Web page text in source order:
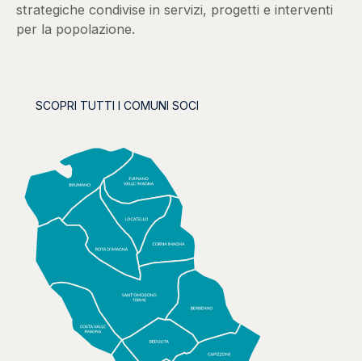
strategiche condivise in servizi, progetti e interventi
per la popolazione.
SCOPRI TUTTI I COMUNI SOCI